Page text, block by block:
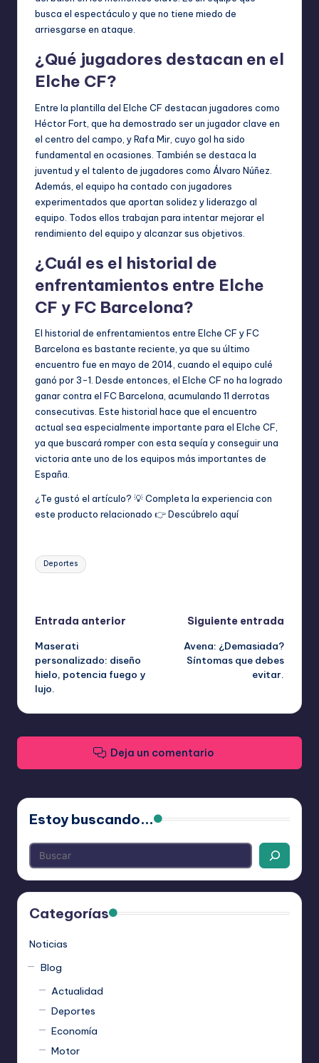
busca el espectáculo y que no tiene miedo de
arriesgarse en ataque.
¿Qué jugadores destacan en el
Elche CF?
Entre la plantilla del Elche CF destacan jugadores como
Héctor Fort, que ha demostrado ser un jugador clave en
el centro del campo, y Rafa Mir, cuyo gol ha sido
fundamental en ocasiones. También se destaca la
juventud y el talento de jugadores como Álvaro Núñez.
Además, el equipo ha contado con jugadores
experimentados que aportan solidez y liderazgo al
equipo. Todos ellos trabajan para intentar mejorar el
rendimiento del equipo y alcanzar sus objetivos.
¿Cuál es el historial de
enfrentamientos entre Elche
CF y FC Barcelona?
El historial de enfrentamientos entre Elche CF y FC
Barcelona es bastante reciente, ya que su último
encuentro fue en mayo de 2014, cuando el equipo culé
ganó por 3-1. Desde entonces, el Elche CF no ha logrado
ganar contra el FC Barcelona, acumulando 11 derrotas
consecutivas. Este historial hace que el encuentro
actual sea especialmente importante para el Elche CF,
ya que buscará romper con esta sequía y conseguir una
victoria ante uno de los equipos más importantes de
España.
¿Te gustó el artículo? 💡 Completa la experiencia con
este producto relacionado 👉Descúbrelo aquí
Etiquetas:
Deportes
Navegación
de
entradas
Entrada anterior
Maserati
personalizado: diseño
hielo, potencia fuego y
lujo.
Siguiente entrada
Avena: ¿Demasiada?
Síntomas que debes
evitar.
Deja un comentario
Estoy buscando...
Categorías
Noticias
Blog
Actualidad
Deportes
Economía
Motor